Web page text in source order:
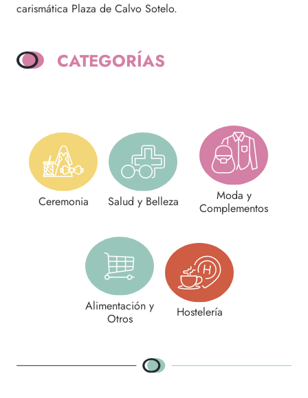
carismática Plaza de Calvo Sotelo.
CATEGORÍAS
Ceremonia Salud y Belleza
Moda y
Complementos
Alimentación y
Otros
Hostelería